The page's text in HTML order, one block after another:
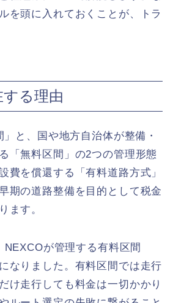
を頭に入れておくことが、トラ
る理由
と、国や地方自治体が整備・
「無料区間」の2つの管理形態
費を償還する「有料道路方式」
期の道路整備を目的として税金
ます。
が管理する有料区間
なりました。有料区間では走行
け走行しても料金は一切かかり